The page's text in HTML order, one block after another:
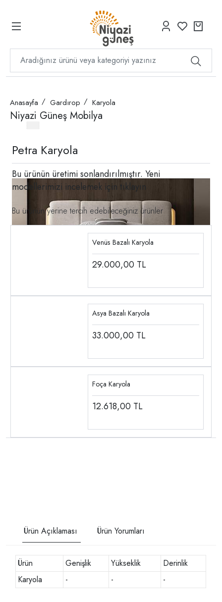
Anasayfa Gardırop Karyola
Niyazi Güneş Mobilya
Petra Karyola
Bu ürünün üretimi sonlandırılmıştır. Yeni
modellerimizi incelemek için tıklayın
Bu ürünün yerine tercih edebileceğiniz ürünler
Venüs Bazalı Karyola
29.000,00 TL
Asya Bazalı Karyola
33.000,00 TL
Foça Karyola
12.618,00 TL
Ürün Açıklaması Ürün Yorumları
Ürün Genişlik Yükseklik
Derinlik
Karyola
- - -